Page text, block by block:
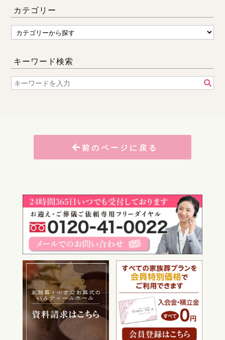
カテゴリー
キーワード検索
前のページに戻る